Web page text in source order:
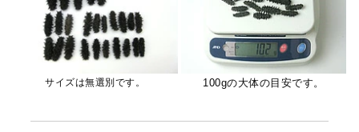
サイズは無選別です。 100gの大体の目安です。